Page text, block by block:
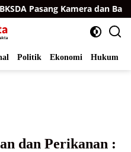
Kamera dan Bagikan
Politik Ekonomi Hukum
dan Perikanan :